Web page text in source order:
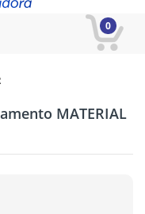
0
MATERIAL